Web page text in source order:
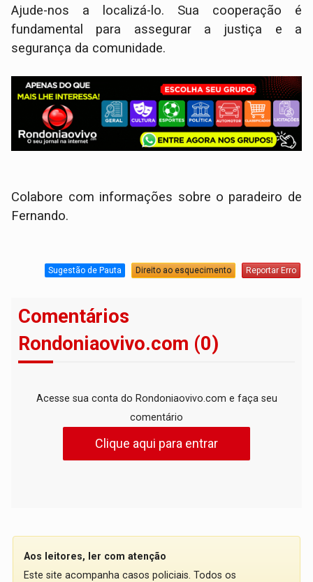
Ajude-nos a localizá-lo. Sua cooperação é
fundamental para assegurar a justiça e a
segurança da comunidade.
Colabore com informações sobre o paradeiro de
Fernando.
Sugestão de Pauta Direito ao esquecimento Reportar Erro
Comentários
Rondoniaovivo.com (0)
Acesse sua conta do Rondoniaovivo.com e faça seu
comentário
Clique aqui para entrar
Aos leitores, ler com atenção
Este site acompanha casos policiais. Todos os